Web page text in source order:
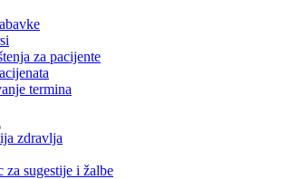
za pacijente
termina
zdravlja
za sugestije i žalbe